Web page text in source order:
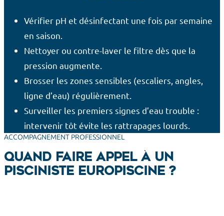
Vérifier pH et désinfectant une fois par semaine
en saison.
Nettoyer ou contre-laver le filtre dès que la
pression augmente.
Brosser les zones sensibles (escaliers, angles,
ligne d’eau) régulièrement.
Surveiller les premiers signes d’eau trouble :
intervenir tôt évite les rattrapages lourds.
ACCOMPAGNEMENT PROFESSIONNEL
Quand faire appel à un
pisciniste EuroPiscine ?